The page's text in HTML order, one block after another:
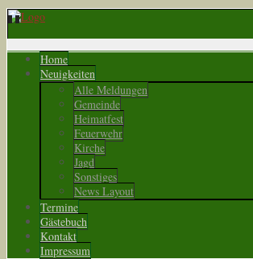
Home
Neuigkeiten
Alle Meldungen
Gemeinde
Heimatfest
Feuerwehr
Kirche
Jagd
Sonstiges
News Layout
Termine
Gästebuch
Kontakt
Impressum